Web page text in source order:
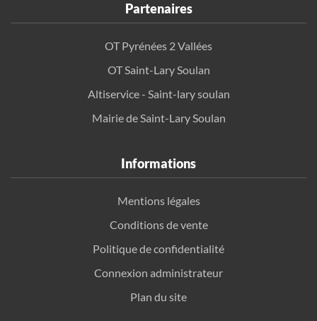
Partenaires
OT Pyrénées 2 Vallées
OT Saint-Lary Soulan
Altiservice - Saint-lary soulan
Mairie de Saint-Lary Soulan
Informations
Mentions légales
Conditions de vente
Politique de confidentialité
Connexion administrateur
Plan du site